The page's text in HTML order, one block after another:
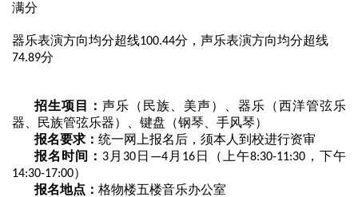
满分
器乐表演方向均分超线100.44分，声乐表演方向均分超线
74.89分
招生项目： 声乐（民族、美声）、器乐（西洋管弦乐
器、民族管弦乐器）、键盘（钢琴、手风琴）
报名要求： 统一网上报名后，须本人到校进行资审
报名时间： 3 月 30 日 —4 月 16 日（上午8:30-11:30 ，下午
14:30-17:00）
报名地点： 格物楼五楼音乐办公室